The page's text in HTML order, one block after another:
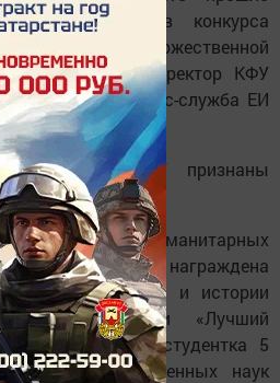
и лауреатов конкурса
2020». В торжественной
участие ректор КФУ
сообщаетпресс-служба ЕИ
института КФУ признаны
года в области гуманитарных
наук» награждена
филологии и истории
в номинации «Лучший
коллектив» – студентка 5
и естественных наук